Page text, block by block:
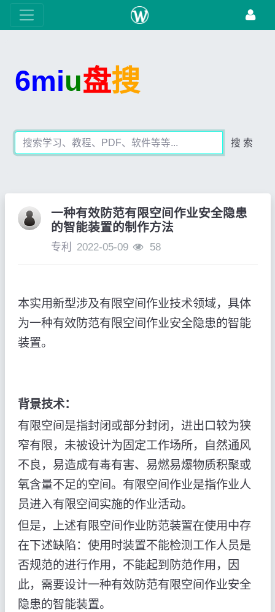
6miu盘搜
搜 索
一种有效防范有限空间作业安全隐患
的智能装置的制作方法
专利 2022-05-09 58
本实用新型涉及有限空间作业技术领域，具体
为一种有效防范有限空间作业安全隐患的智能
装置。
背景技术：
有限空间是指封闭或部分封闭，进出口较为狭
窄有限，未被设计为固定工作场所，自然通风
不良，易造成有毒有害、易燃易爆物质积聚或
氧含量不足的空间。有限空间作业是指作业人
员进入有限空间实施的作业活动。
但是，上述有限空间作业防范装置在使用中存
在下述缺陷：使用时装置不能检测工作人员是
否规范的进行作用，不能起到防范作用，因
此，需要设计一种有效防范有限空间作业安全
隐患的智能装置。